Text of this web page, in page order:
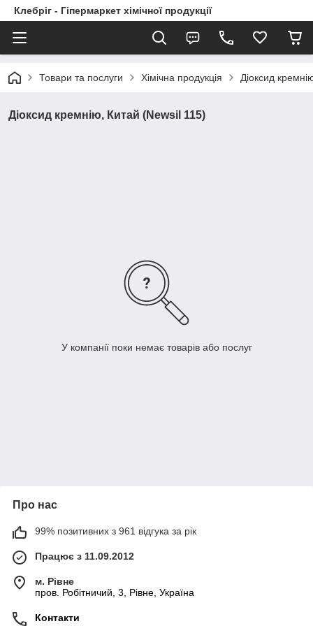
Клебріг - Гіпермаркет хімічної продукції
Товари та послуги Хімічна продукція Діоксид
Діоксид кремнію, Китай (Newsil 115)
У компанії поки немає товарів або послуг
Про нас
99% позитивних з 961 відгука за рік
Працює з 11.09.2012
м. Рівне
пров. Робітничий, 3, Рівне, Україна
Контакти